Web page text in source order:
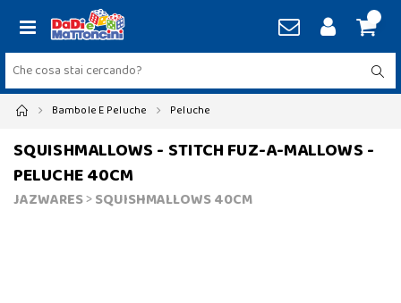
Bambole E Peluche Peluche
SQUISHMALLOWS - STITCH FUZ-A-MALLOWS -
PELUCHE 40CM
JAZWARES>SQUISHMALLOWS 40CM